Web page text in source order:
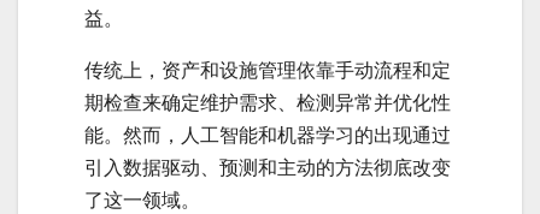
益。
传统上，资产和设施管理依靠手动流程和定
期检查来确定维护需求、检测异常并优化性
能。然而，人工智能和机器学习的出现通过
引入数据驱动、预测和主动的方法彻底改变
了这一领域。